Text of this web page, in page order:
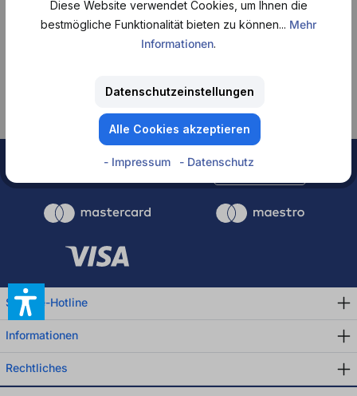
Rechnung
Service-Hotline
Informationen
Rechtliches
Diese Website verwendet Cookies, um Ihnen die
bestmögliche Funktionalität bieten zu können... Mehr
Informationen.
Datenschutzeinstellungen
Alle Cookies akzeptieren
- Impressum - Datenschutz